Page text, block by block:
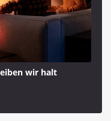
wir halt